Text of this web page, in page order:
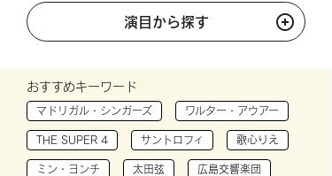
演目から探す
おすすめキーワード
マドリガル・シンガーズ ワルター・アウアー
THE SUPER 4 サントロフィ 歌心りえ
ミン・ヨンチ 太田弦 広島交響楽団